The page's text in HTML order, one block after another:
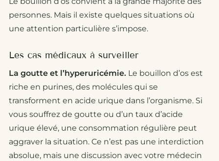
personnes. Mais il existe quelques situations où
une attention particulière s’impose.
Les cas médicaux à surveiller
La goutte et l’hyperuricémie. Le bouillon d’os est
riche en purines, des molécules qui se
transforment en acide urique dans l’organisme. Si
vous souffrez de goutte ou d’un taux d’acide
urique élevé, une consommation régulière peut
aggraver la situation. Ce n’est pas une interdiction
absolue, mais une discussion avec votre médecin